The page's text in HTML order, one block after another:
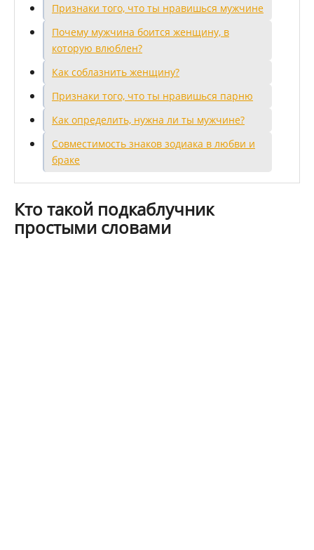
Признаки того, что ты нравишься мужчине
Почему мужчина боится женщину, в
которую влюблен?
Как соблазнить женщину?
Признаки того, что ты нравишься парню
Как определить, нужна ли ты мужчине?
Совместимость знаков зодиака в любви и
браке
Кто такой подкаблучник
простыми словами